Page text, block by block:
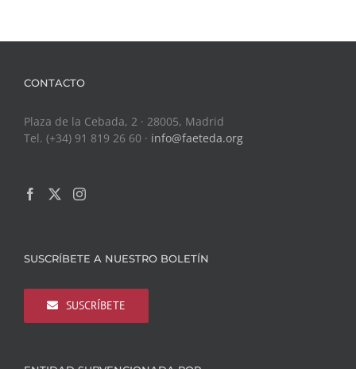
CONTACTO
Plaza de la Cebada, 2 · 28005, Madrid
Tel. (+34) 91 819 26 60 · info@faeteda.org
SUSCRÍBETE A NUESTRO BOLETÍN
SUSCRÍBETE